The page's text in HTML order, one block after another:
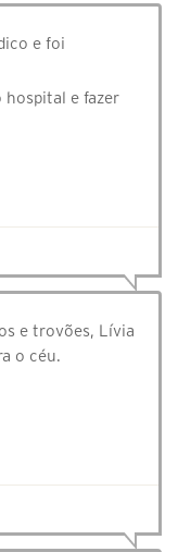
e foi
e fazer
e trovões, Lívia
o céu.